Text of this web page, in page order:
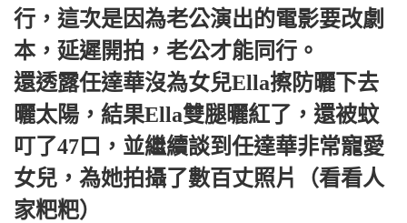
行，這次是因為老公演出的電影要改劇
本，延遲開拍，老公才能同行。
還透露任達華沒為女兒Ella擦防曬下去
曬太陽，結果Ella雙腿曬紅了，還被蚊
叮了47口，並繼續談到任達華非常寵愛
女兒，為她拍攝了數百丈照片（看看人
家粑粑）